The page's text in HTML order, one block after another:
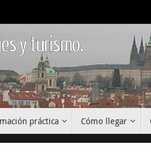
y turismo.
práctica Cómo llegar